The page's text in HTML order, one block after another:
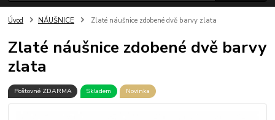
Úvod NÁUŠNICE Zlaté náušnice zdobené dvě barvy zlata
Zlaté náušnice zdobené dvě barvy
zlata
Poštovné ZDARMA Skladem Novinka